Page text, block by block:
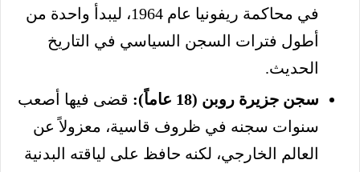
في محاكمة ريفونيا عام 1964، ليبدأ واحدة من
أطول فترات السجن السياسي في التاريخ
الحديث.
سجن جزيرة روبن (18 عاماً):
قضى فيها أصعب
سنوات سجنه في ظروف قاسية، معزولاً عن
العالم الخارجي، لكنه حافظ على لياقته البدنية